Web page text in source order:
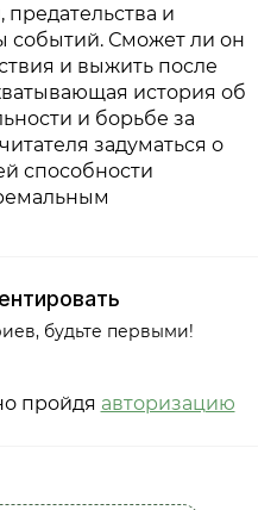
предательства и
событий. Сможет ли он
и выжить после
история об
и борьбе за
задуматься о
способности
будьте первыми!
пройдя авторизацию